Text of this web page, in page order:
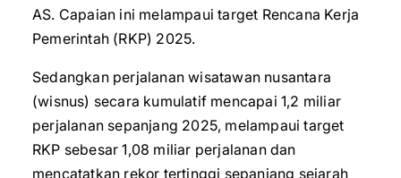
AS. Capaian ini melampaui target Rencana Kerja
Pemerintah (RKP) 2025.
Sedangkan perjalanan wisatawan nusantara
(wisnus) secara kumulatif mencapai 1,2 miliar
perjalanan sepanjang 2025, melampaui target
RKP sebesar 1,08 miliar perjalanan dan
mencatatkan rekor tertinggi sepanjang sejarah